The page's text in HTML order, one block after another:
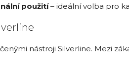
použití– ideální volba pro
nástroji Silverline. Mezi